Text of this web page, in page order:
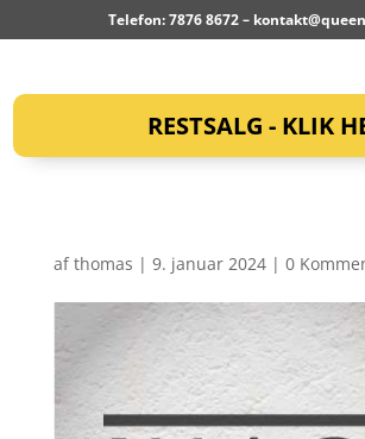
Telefon: 7876 8672 –
RESTSALG - KLIK
afthomas | 9. januar 2024| 0